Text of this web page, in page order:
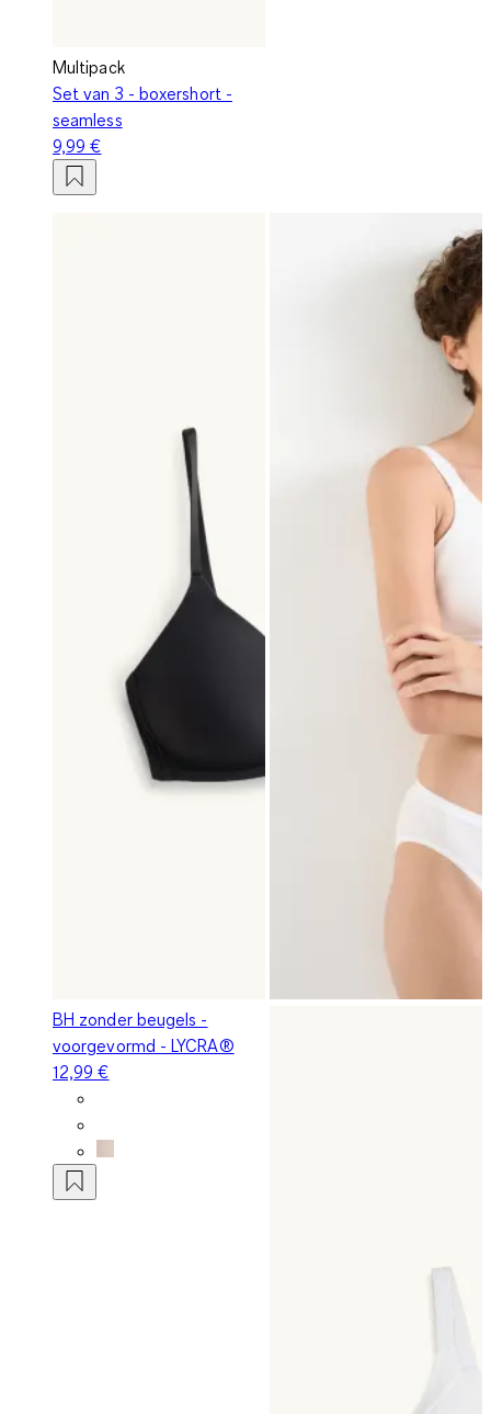
Multipack
Set van 3 - boxershort -
seamless
9,99 €
BH zonder beugels -
voorgevormd - LYCRA®
12,99 €